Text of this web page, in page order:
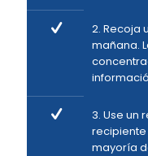
2. Recoja
mañana.
3. Use un
mayoría